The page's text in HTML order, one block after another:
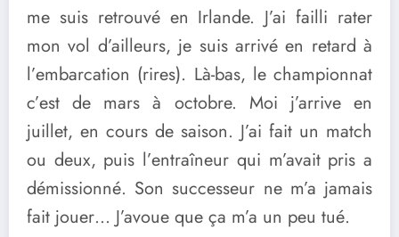
me suis retrouvé en Irlande. J’ai failli rater
mon vol d’ailleurs, je suis arrivé en retard à
l’embarcation (rires). Là-bas, le championnat
c’est de mars à octobre. Moi j’arrive en
juillet, en cours de saison. J’ai fait un match
ou deux, puis l’entraîneur qui m’avait pris a
démissionné. Son successeur ne m’a jamais
fait jouer… J’avoue que ça m’a un peu tué.